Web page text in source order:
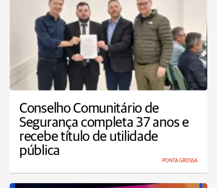
Conselho Comunitário de
Segurança completa 37 anos e
recebe título de utilidade
pública
PONTA GROSSA